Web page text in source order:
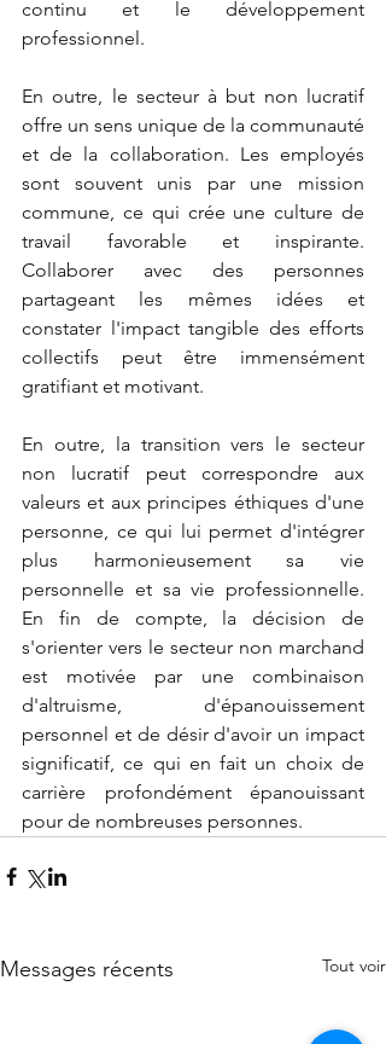
continu et le développement
professionnel.
En outre, le secteur à but non lucratif
offre un sens unique de la communauté
et de la collaboration. Les employés
sont souvent unis par une mission
commune, ce qui crée une culture de
travail favorable et inspirante.
Collaborer avec des personnes
partageant les mêmes idées et
constater l'impact tangible des efforts
collectifs peut être immensément
gratifiant et motivant.
En outre, la transition vers le secteur
non lucratif peut correspondre aux
valeurs et aux principes éthiques d'une
personne, ce qui lui permet d'intégrer
plus harmonieusement sa vie
personnelle et sa vie professionnelle.
En fin de compte, la décision de
s'orienter vers le secteur non marchand
est motivée par une combinaison
d'altruisme, d'épanouissement
personnel et de désir d'avoir un impact
significatif, ce qui en fait un choix de
carrière profondément épanouissant
pour de nombreuses personnes.
Messages récents Tout voir